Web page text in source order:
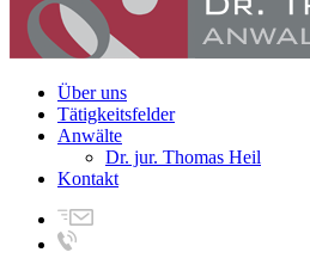
Über uns
Tätigkeitsfelder
Anwälte
Dr. jur. Thomas Heil
Kontakt